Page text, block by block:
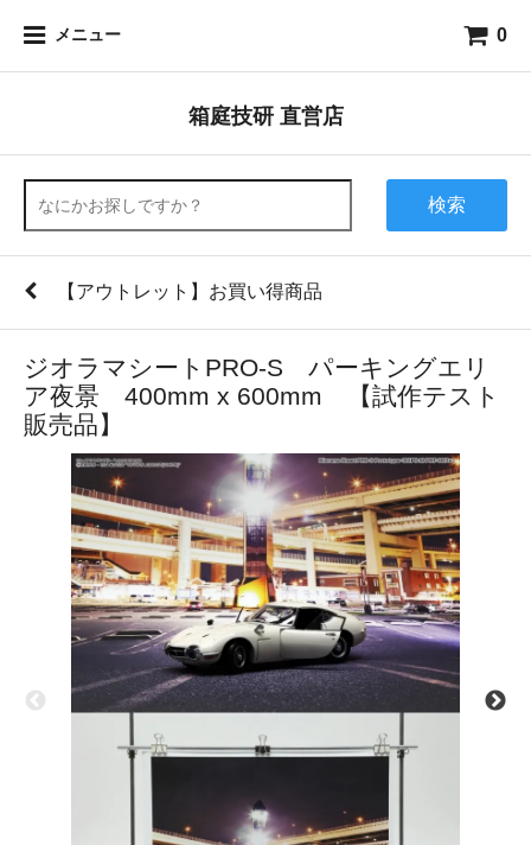
メニュー 0
箱庭技研 直営店
検索
【アウトレット】お買い得商品
ジオラマシートPRO-S パーキングエリ
ア夜景 400mm x 600mm 【試作テスト
販売品】